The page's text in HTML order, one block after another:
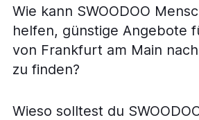
Wie kann SWOODOO
helfen, günstige Angebote
von Frankfurt am Main
zu finden?
Wieso solltest du